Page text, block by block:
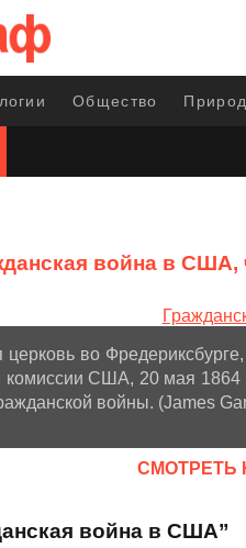
Общество
война в США,
церковь во
комиссии США, 20 мая 1864
войны. (James
война в США”